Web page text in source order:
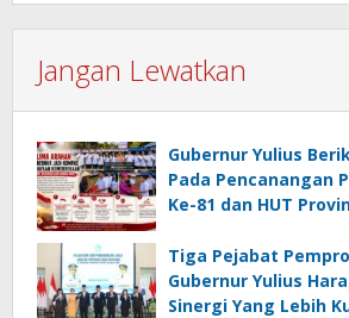
Jangan Lewatkan
Gubernur Yulius
Pada Pencanangan
Ke-81 dan HUT
Tiga Pejabat
Gubernur Yulius
Sinergi Yang Lebih